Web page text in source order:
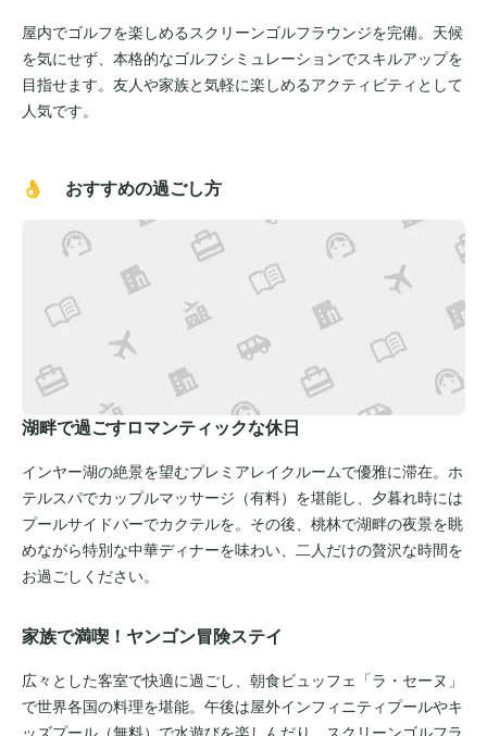
屋内でゴルフを楽しめるスクリーンゴルフラウンジを完備。天候
を気にせず、本格的なゴルフシミュレーションでスキルアップを
目指せます。友人や家族と気軽に楽しめるアクティビティとして
人気です。
👌 おすすめの過ごし方
湖畔で過ごすロマンティックな休日
インヤー湖の絶景を望むプレミアレイクルームで優雅に滞在。ホ
テルスパでカップルマッサージ（有料）を堪能し、夕暮れ時には
プールサイドバーでカクテルを。その後、桃林で湖畔の夜景を眺
めながら特別な中華ディナーを味わい、二人だけの贅沢な時間を
お過ごしください。
家族で満喫！ヤンゴン冒険ステイ
広々とした客室で快適に過ごし、朝食ビュッフェ「ラ・セーヌ」
で世界各国の料理を堪能。午後は屋外インフィニティプールやキ
ッズプール（無料）で水遊びを楽しんだり、スクリーンゴルフラ